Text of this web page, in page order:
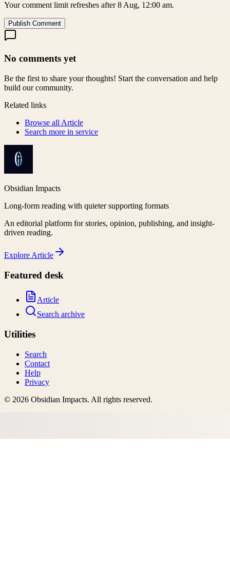
Your comment limit refreshes after 8 Aug, 12:00 am.
Publish Comment
No comments yet
Be the first to share your thoughts! Start the conversation and help
build our community.
Related links
Browse all Article
Search more in service
Obsidian Impacts
Long-form reading with quieter supporting formats
An editorial platform for stories, opinion, publishing, and insight-
driven reading.
Explore Article
Featured desk
Article
Search archive
Utilities
Search
Contact
Help
Privacy
© 2026 Obsidian Impacts. All rights reserved.